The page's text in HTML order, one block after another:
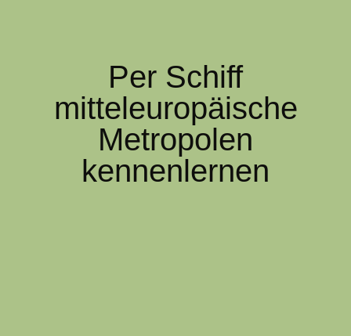
Per Schiff
mitteleuropäische
Metropolen
kennenlernen